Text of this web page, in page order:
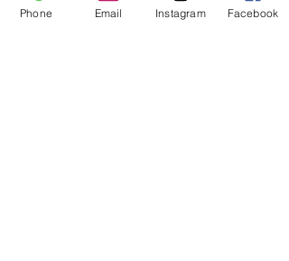
Phone Email Instagram Facebook